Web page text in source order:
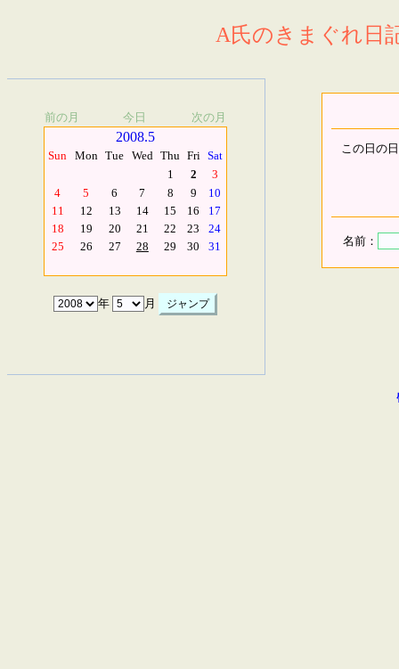
A氏のきまぐれ日
前の月 今日 次の月
2008.5
Sun Mon Tue Wed Thu Fri Sat
1
2
3
4
5 6 7 8 9
10
11
12 13 14 15 16
17
18
19 20 21 22 23
24
25
26 27 28 29 30 31
年 月
この日の
名前：